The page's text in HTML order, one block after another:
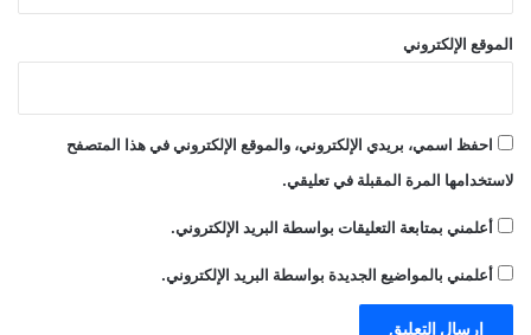
الموقع الإلكتروني
احفظ اسمي، بريدي الإلكتروني، والموقع الإلكتروني في هذا المتصفح
لاستخدامها المرة المقبلة في تعليقي.
أعلمني بمتابعة التعليقات بواسطة البريد الإلكتروني.
أعلمني بالمواضيع الجديدة بواسطة البريد الإلكتروني.